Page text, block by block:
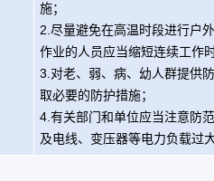
施；
2.尽量避免在高温时段进行户
作业的人员应当缩短连续工作时
3.对老、弱、病、幼人群提供
取必要的防护措施；
4.有关部门和单位应当注意防
及电线、变压器等电力负载过